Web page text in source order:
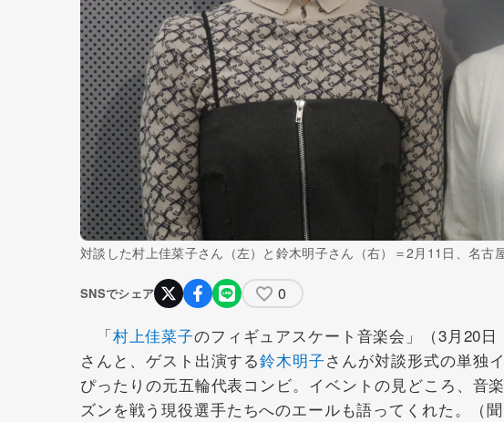
対談した村上佳菜子さん（左）と鈴木明子さん（右）＝2月11日、名古
SNSでシェア 0
「村上佳菜子のフィギュアスケート音楽会」（3月20
さんと、ゲスト出演する鈴木明子さんが対談形式の単独
ぴったりの元五輪代表コンビ。イベントの見どころ、音
ズンを戦う現役選手たちへのエールも語ってくれた。（